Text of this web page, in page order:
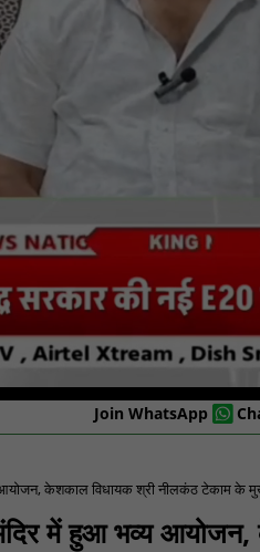
Join WhatsApp
आयोजन, केशकाल विधायक श्री नीलकंठ टेकाम
मंदिर में हुआ भव्य